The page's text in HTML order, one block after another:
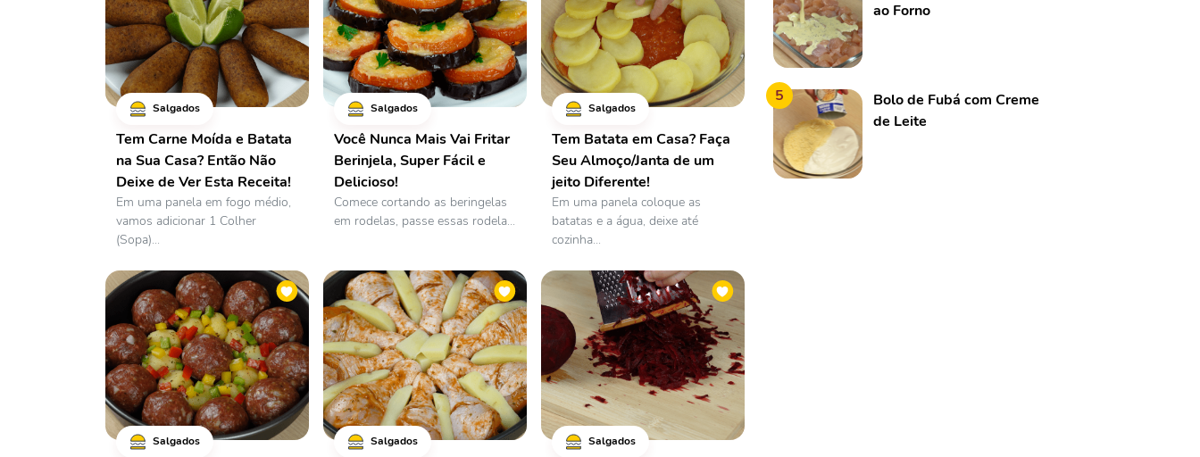
Salgados
Tem Carne Moída e Batata
na Sua Casa? Então Não
Deixe de Ver Esta Receita!
Em uma panela em fogo médio,
vamos adicionar 1 Colher
(Sopa)...
Salgados
Você Nunca Mais Vai Fritar
Berinjela, Super Fácil e
Delicioso!
Comece cortando as beringelas
em rodelas, passe essas rodela...
Salgados
Tem Batata em Casa? Faça
Seu Almoço/Janta de um
jeito Diferente!
Em uma panela coloque as
batatas e a água, deixe até
cozinha...
Salgados Salgados Salgados
ao Forno
5
Bolo de Fubá com Creme
de Leite